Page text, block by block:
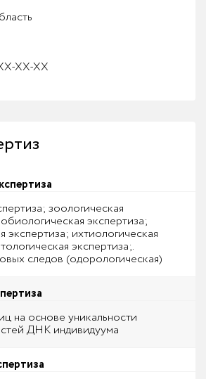
XX-XX
зоологическая
экспертиза;
экспертиза; ихтиологическая
экспертиза;.
следов (одорологическая)
на основе уникальности
ДНК индивидуума